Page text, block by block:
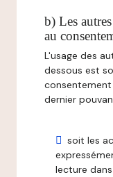
b) Les
au
L'usage des
dessous est
dernier
soit les
lecture